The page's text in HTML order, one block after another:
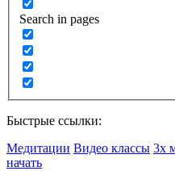
Search in pages
Быстрые ссылки:
Медитации Видео классы 3х
начать